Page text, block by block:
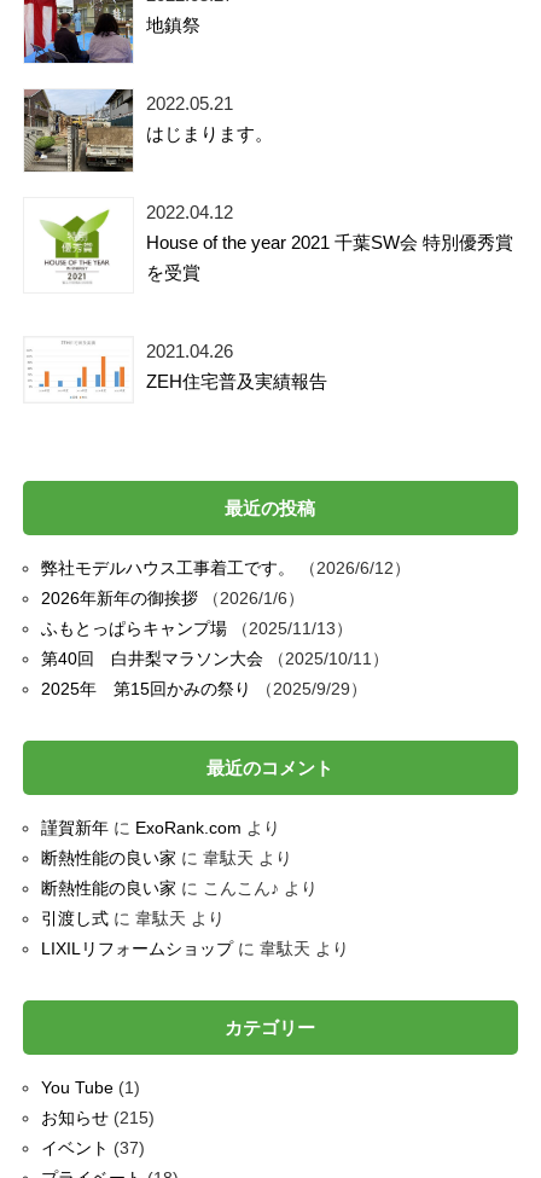
地鎮祭
2022.05.21
はじまります。
2022.04.12
House of the year 2021 千葉SW会 特別優秀賞
を受賞
2021.04.26
ZEH住宅普及実績報告
最近の投稿
弊社モデルハウス工事着工です。
2026/6/12
2026年新年の御挨拶
2026/1/6
ふもとっぱらキャンプ場
2025/11/13
第40回 白井梨マラソン大会
2025/10/11
2025年 第15回かみの祭り
2025/9/29
最近のコメント
謹賀新年に ExoRank.com より
断熱性能の良い家 に 韋駄天 より
断熱性能の良い家 に こんこん♪ より
引渡し式に 韋駄天 より
LIXILリフォームショップに 韋駄天 より
カテゴリー
You Tube(1)
お知らせ(215)
イベント (37)